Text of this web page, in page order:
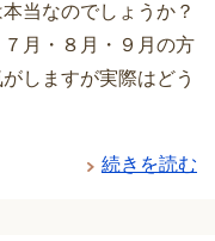
当なのでしょうか？
月・８月・９月の方
しますが実際はどう
続きを読む